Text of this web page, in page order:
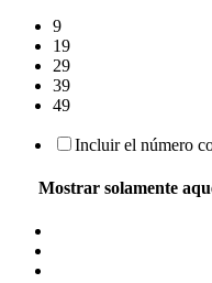
9
19
29
39
49
Incluir el número
Mostrar solamente